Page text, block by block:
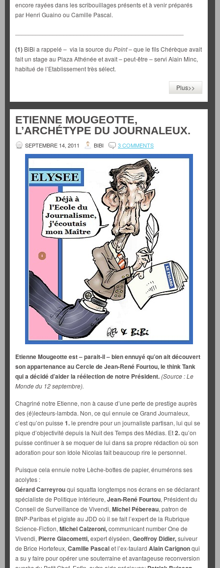
encore rayées dans les scribouillages présents et à venir préparés
par Henri Guaino ou Camille Pascal.
(1) BiBi a rappelé – via la source du Point– que le fils Chérèque avait
fait un stage au Plaza Athénée et avait – peut-être – servi Alain Minc,
habitué de l’Etablissement très sélect.
Plus>>
ETIENNE MOUGEOTTE,
L’ARCHÉTYPE DU JOURNALEUX.
SEPTEMBRE 14, 2011 BIBI 3 COMMENTS
Etienne Mougeotte est – parait-il – bien ennuyé qu’on ait découvert
son appartenance au Cercle de Jean-René Fourtou, le think Tank
qui a décidé d’aider la réélection de notre Président.(Source : Le
Monde du 12 septembre).
Chagriné notre Etienne, non à cause d’une perte de prestige auprès
des (é)lecteurs-lambda. Non, ce qui ennuie ce Grand Journaleux,
c’est qu’on puisse 1.le prendre pour un journaliste partisan, lui qui se
pique d’objectivité depuis la Nuit des Temps des Médias. Et2.qu’on
puisse continuer à se moquer de lui dans sa propre rédaction où son
adoration pour son Idole Nicolas fait beaucoup rire le personnel.
Puisque cela ennuie notre Lèche-bottes de papier, énumérons ses
acolytes :
Gérard Carreyrouqui squatta longtemps nos écrans en se déclarant
spécialiste de Politique intérieure, Jean-René Fourtou, Président du
Conseil de Surveillance de Vivendi, Michel Pébereau, patron de
BNP-Paribas et pigiste au JDD où il se fait l’expert de la Rubrique
Science-Fiction, Michel Calzeroni,communicant number One de
Vivendi, Pierre Giacometti,expert élyséen, Geoffroy Didier,suiveur
de Brice Hortefeux, Camille Pascalet l’ex-taulard Alain Carignonqui
a su y faire pour opérer une souterraine et avantageuse reconversion